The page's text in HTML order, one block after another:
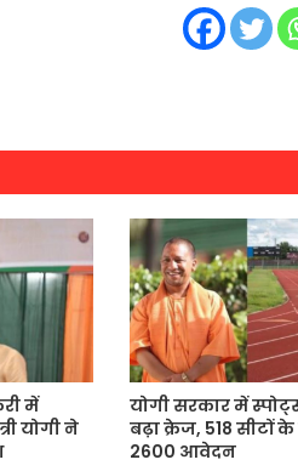
में
योगी ने
योगी सरकार में
बढ़ा क्रेज, 518 सीटों
2600 आवेदन